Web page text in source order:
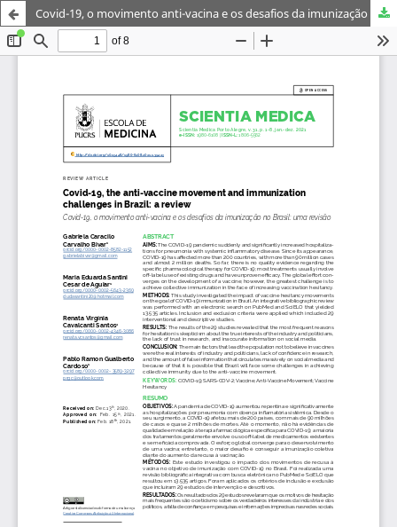
Covid-19, o movimento anti-vacina e os desafios da imunização no Brasil